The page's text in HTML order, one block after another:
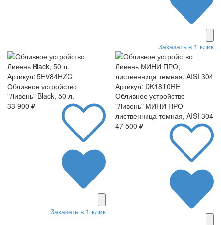
Заказать в 1 клик
Артикул: 5EV84HZC
Обливное устройство
"Ливень" Black, 50 л.
33 900 ₽
Заказать в 1 клик
Артикул: DK18T0RE
Обливное устройство
"Ливень" МИНИ ПРО,
лиственница темная, AISI 304
47 500 ₽